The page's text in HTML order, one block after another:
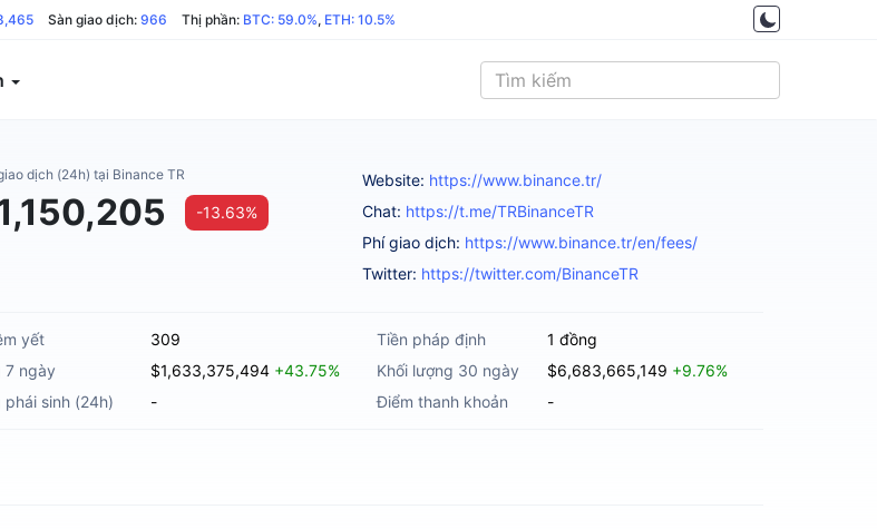
Sàn giao dịch: 966 Thị phần: BTC: 59.0%, ETH: 10.5%
dịch (24h) tại Binance TR
-13.63%
Website: https://www.binance.tr/
Chat: https://t.me/TRBinanceTR
Phí giao dịch: https://www.binance.tr/en/fees/
Twitter: https://twitter.com/BinanceTR
yết 309 Tiền pháp định
1 đồng
7 ngày $1,633,375,494 +43.75% Khối lượng 30 ngày $6,683,665,149 +9.76%
phái sinh (24h) - Điểm thanh khoản -